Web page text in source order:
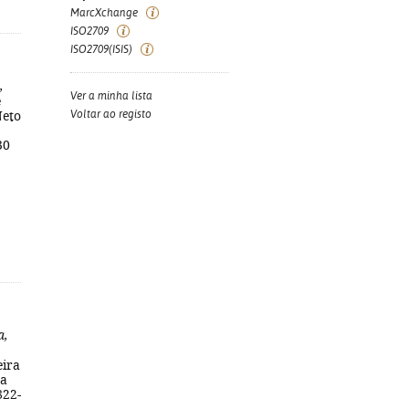
MarcXchange
ISO2709
ISO2709(ISIS)
Ver a minha lista
Voltar ao registo